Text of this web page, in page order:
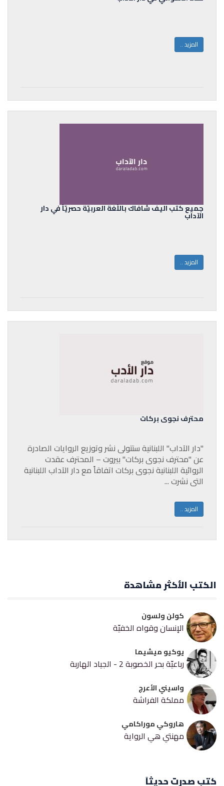
المزيد ..
جميع كتب اليف شافاك باللّغة العربيّة حصريّاً في دار
الآداب
المزيد ..
محترف نجوى بركات
"دار الآداب" اللبنانية ستتولى نشر وتوزيع الروايات الصادرة
عن "محترف نجوى بركات" بيروت – المحترف عقدت
الروائية اللبنانية نجوى بركات اتفاقاً مع دار الآداب اللبنانية
التي نشرت ...
المزيد ..
الكتب الأكثر مشاهدة
كولن ولسون
الإنسان وقواه الخفيّة
يوكيو ميشيما
رباعيّة بحر الخصوبة 2 - الجياد الهاربة
واسيني الأعرج
مملكة الفراشة
هاروكي موراكامي
مهنتي هي الرواية
كتب صدرت حديثاً